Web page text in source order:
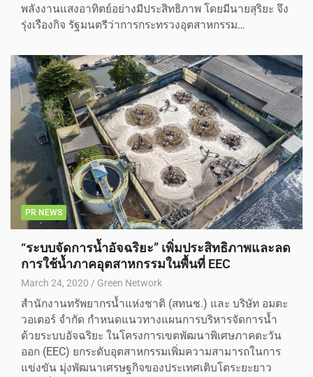
พลังงานแสงอาทิตย์อย่างมีประสิทธิภาพ โดยมีนายสุริยะ จึง
รุ่งเรืองกิจ รัฐมนตรีว่าการกระทรวงอุตสาหกรรม…
PR NEWS
“ระบบจัดการน้ำอัจฉริยะ” เพิ่มประสิทธิภาพและลด
การใช้น้ำภาคอุตสาหกรรมในพื้นที่ EEC
March 24, 2020 Green Network
สำนักงานทรัพยากรน้ำแห่งชาติ (สทนช.) และ บริษัท อมตะ
วอเตอร์ จำกัด กำหนดแนวทางแผนการบริหารจัดการน้ำ
ด้วยระบบอัจฉริยะ ในโครงการเขตพัฒนาพิเศษภาคตะวัน
ออก (EEC) ยกระดับอุตสาหกรรมเพิ่มความสามารถในการ
แข่งขัน มุ่งพัฒนาเศรษฐกิจของประเทศเติบโตระยะยาว